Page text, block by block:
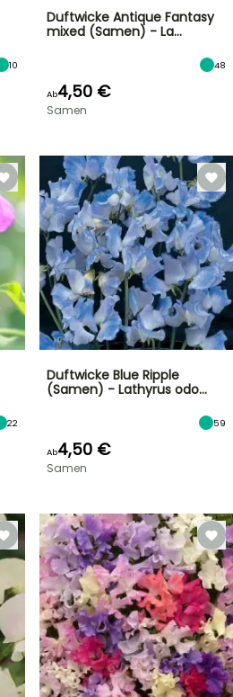
10
Duftwicke Antique Fantasy
mixed (Samen) - La…
48
Ab4,50 €
Samen
22
Duftwicke Blue Ripple
(Samen) - Lathyrus odo…
59
Ab4,50 €
Samen